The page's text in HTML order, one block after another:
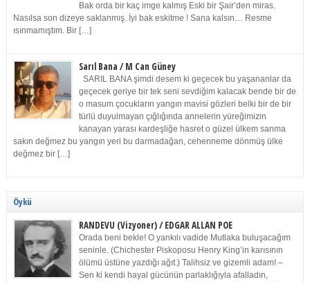
Bak orda bir kaç imge kalmış Eski bir Şair’den miras.
Nasılsa son dizeye saklanmış. İyi bak eskitme ! Sana kalsın… Resme
ısınmamıştım. Bir […]
Sarıl Bana / M Can Güney
SARIL BANA şimdi desem ki geçecek bu yaşananlar da
geçecek geriye bir tek seni sevdiğim kalacak bende bir de
o masum çocukların yangın mavisi gözleri belki bir de bir
türlü duyulmayan çığlığında annelerin yüreğimizin
kanayan yarası kardeşliğe hasret o güzel ülkem sanma
sakın değmez bu yangın yeri bu darmadağan, cehenneme dönmüş ülke
değmez bir […]
Öykü
RANDEVU (Vizyoner) / EDGAR ALLAN POE
Orada beni bekle! O yankılı vadide Mutlaka buluşacağım
seninle. (Chichester Piskoposu Henry King’in karısının
ölümü üstüne yazdığı ağıt.) Talihsiz ve gizemli adam! –
Sen ki kendi hayal gücünün parlaklığıyla afalladın,